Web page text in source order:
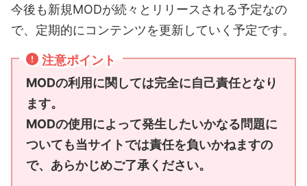
今後も新規MODが続々とリリースされる予定なの
で、定期的にコンテンツを更新していく予定です。
注意ポイント
MODの利用に関しては完全に自己責任となり
ます。
MODの使用によって発生したいかなる問題に
ついても当サイトでは責任を負いかねますの
で、あらかじめご了承ください。